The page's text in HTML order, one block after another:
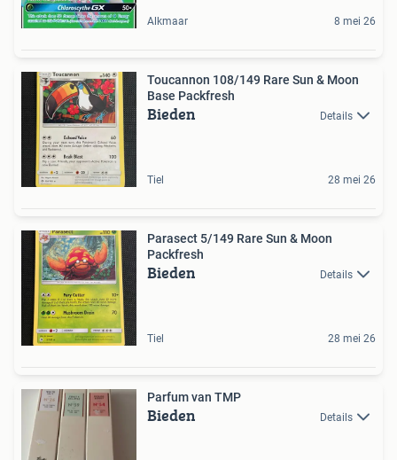
Alkmaar 8 mei 26
Toucannon 108/149 Rare Sun & Moon
Base Packfresh
Bieden Details
Tiel 28 mei 26
Parasect 5/149 Rare Sun & Moon
Packfresh
Bieden Details
Tiel 28 mei 26
Parfum van TMP
Bieden Details